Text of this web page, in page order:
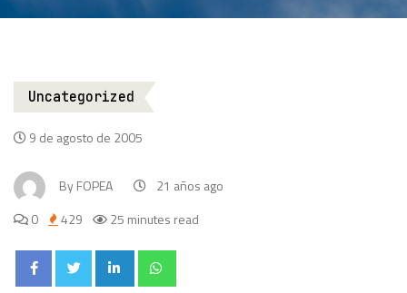
Uncategorized
9 de agosto de 2005
ByFOPEA
21 años ago
0
429 25 minutes read